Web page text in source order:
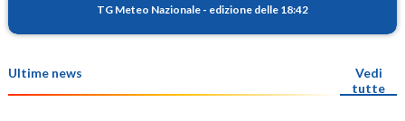
TG Meteo Nazionale - edizione delle 18:42
Ultime news
Vedi
tutte